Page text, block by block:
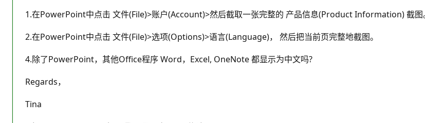
1.在PowerPoint中点击 文件(File)>账户(Account)>然后截取一张完整的 产品信息(Product Information) 截图
2.在PowerPoint中点击 文件(File)>选项(Options)>语言(Language)， 然后把当前页完整地截图。
4.除了PowerPoint，其他Office程序 Word，Excel, OneNote 都显示为中文吗?
Regards，
Tina